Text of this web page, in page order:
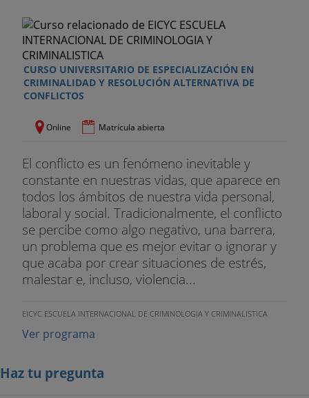
CURSO UNIVERSITARIO DE ESPECIALIZACIÓN EN
CRIMINALIDAD Y RESOLUCIÓN ALTERNATIVA DE
CONFLICTOS
Online Matrícula abierta
El conflicto es un fenómeno inevitable y
constante en nuestras vidas, que aparece en
todos los ámbitos de nuestra vida personal,
laboral y social. Tradicionalmente, el conflicto
se percibe como algo negativo, una barrera,
un problema que es mejor evitar o ignorar y
que acaba por crear situaciones de estrés,
malestar e, incluso, violencia...
EICYC ESCUELA INTERNACIONAL DE CRIMINOLOGIA Y CRIMINALISTICA
Ver programa
Haz tu pregunta